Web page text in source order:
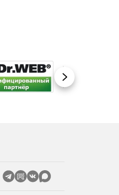
Вперед